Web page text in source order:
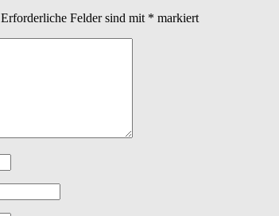
Erforderliche Felder sind mit * markiert